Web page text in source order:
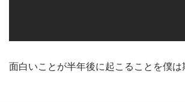
面白いことが半年後に起こることを僕は